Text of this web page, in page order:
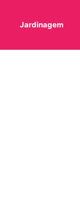
Jardinagem